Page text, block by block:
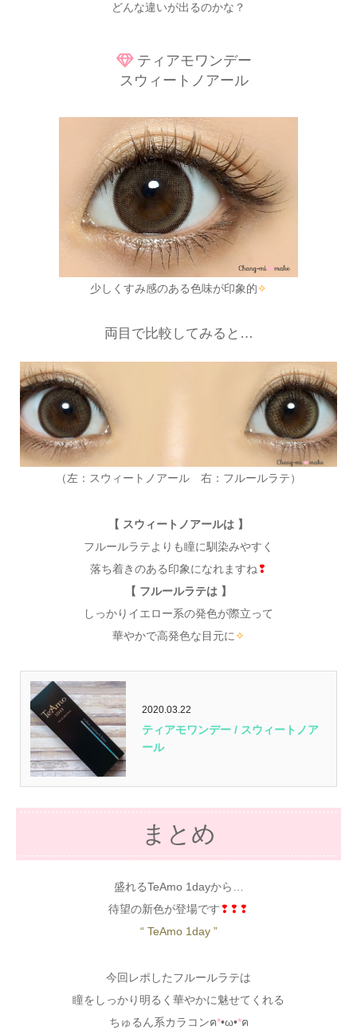
どんな違いが出るのかな？
ティアモワンデー
スウィートノアール
少しくすみ感のある色味が印象的✧
両目で比較してみると…
（左：スウィートノアール 右：フルールラテ）
【 スウィートノアールは 】
フルールラテよりも瞳に馴染みやすく
落ち着きのある印象になれますね❢
【 フルールラテは 】
しっかりイエロー系の発色が際立って
華やかで高発色な目元に✧
2020.03.22
ティアモワンデー / スウィートノア
ール
まとめ
盛れるTeAmo 1dayから…
待望の新色が登場です❢❢❢
“ TeAmo 1day ”
今回レポしたフルールラテは
瞳をしっかり明るく華やかに魅せてくれる
ちゅるん系カラコンฅ*•ω•*ฅ